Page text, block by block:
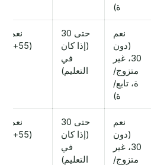
ة)
نعم
(دون
30، غير
متزوج/
ة، تابع/
ة)
حتى 30
(إذا كان
في
التعليم)
نعم
(55+)
نعم
(دون
30، غير
متزوج/
حتى 30
(إذا كان
في
التعليم)
نعم
(55+)